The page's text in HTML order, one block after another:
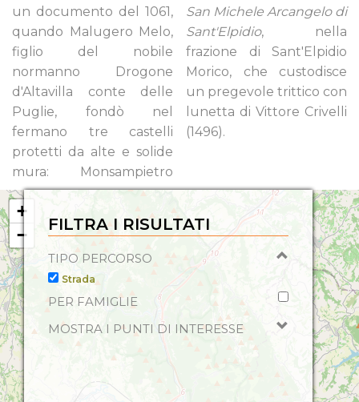
un documento del 1061,
quando Malugero Melo,
figlio del nobile
normanno Drogone
d'Altavilla conte delle
Puglie, fondò nel
fermano tre castelli
protetti da alte e solide
mura: Monsampietro
San Michele Arcangelo di
Sant'Elpidio, nella
frazione di Sant'Elpidio
Morico, che custodisce
un pregevole trittico con
lunetta di Vittore Crivelli
(1496).
+
−
FILTRA I RISULTATI
TIPO PERCORSO
Strada
PER FAMIGLIE
MOSTRA I PUNTI DI INTERESSE